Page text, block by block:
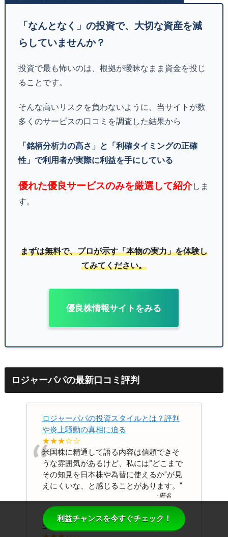
「なんとなく」の投資で、大切な資産を減
らしていませんか？
投資で最も怖いのは、根拠が曖昧なまま資金を投じ
ることです。
そんな高いリスクを負わないように、当サイトが数
多くのサービスの口コミを調査した結果から
「銘柄分析力の高さ」と「利確タイミングの正確
性」で利用者が実際に利益を手にしている
優れた優良サービスのみを厳選して紹介しま
す。
まずは無料で、プロが示す「本物の実力」を体験し
てみてください。
優良株情報サイトをみる
ロジャーパパの最新口コミ評判
ロジャーパパの投資スタイルとは？評判
や炎上騒動の真相に迫る
★★★☆☆
“米国株に精通して語る内容は信頼できそ
うな雰囲気があるけど、私には“どこまで
その知見を日本株や為替に使えるか”が見
えにくいな、と感じることがあります。 ”
-匿名
ロジャーパパの投資スタイルとは？評判
や炎上騒動の真相に迫る
利益チャンスを今すぐチェック！